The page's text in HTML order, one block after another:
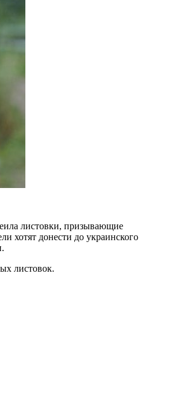
листовки, призывающие
хотят донести до украинского
листовок.